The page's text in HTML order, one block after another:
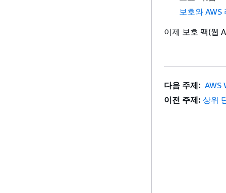
보호와 AWS
이제 보호 팩(웹
다음 주제: AWS
이전 주제: 상위